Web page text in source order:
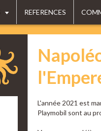
REFERENCES
L'année 2021 est
Playmobil sont au